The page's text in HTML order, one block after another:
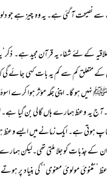
آ گئی ہے۔ یہ وہ چیز ہے جو
کے لئے شفاء یہ قرآن مجید ہے۔
متعلق کم سے کم یہ بات کہی جائے گی
نہیں ہو گا۔ اپنی جگہ مؤثر ہوا کرے
ہمارے ہاں گالی بن گیا ہے۔
ہوتی ہے۔ ایک زمانے میں ایسے
کے جذبات کو جلا ملتی تھی۔لیکن
وعظ ’’مثنویٔ مولویٔ معنوی‘‘ کی بنیاد